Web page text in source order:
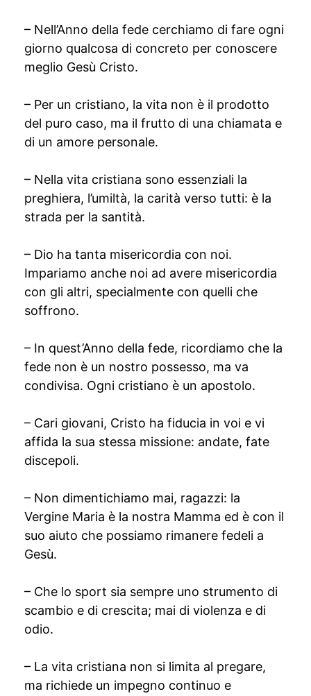
– Nell’Anno della fede cerchiamo di fare ogni
giorno qualcosa di concreto per conoscere
meglio Gesù Cristo.
– Per un cristiano, la vita non è il prodotto
del puro caso, ma il frutto di una chiamata e
di un amore personale.
– Nella vita cristiana sono essenziali la
preghiera, l’umiltà, la carità verso tutti: è la
strada per la santità.
– Dio ha tanta misericordia con noi.
Impariamo anche noi ad avere misericordia
con gli altri, specialmente con quelli che
soffrono.
– In quest’Anno della fede, ricordiamo che la
fede non è un nostro possesso, ma va
condivisa. Ogni cristiano è un apostolo.
– Cari giovani, Cristo ha fiducia in voi e vi
affida la sua stessa missione: andate, fate
discepoli.
– Non dimentichiamo mai, ragazzi: la
Vergine Maria è la nostra Mamma ed è con il
suo aiuto che possiamo rimanere fedeli a
Gesù.
– Che lo sport sia sempre uno strumento di
scambio e di crescita; mai di violenza e di
odio.
– La vita cristiana non si limita al pregare,
ma richiede un impegno continuo e